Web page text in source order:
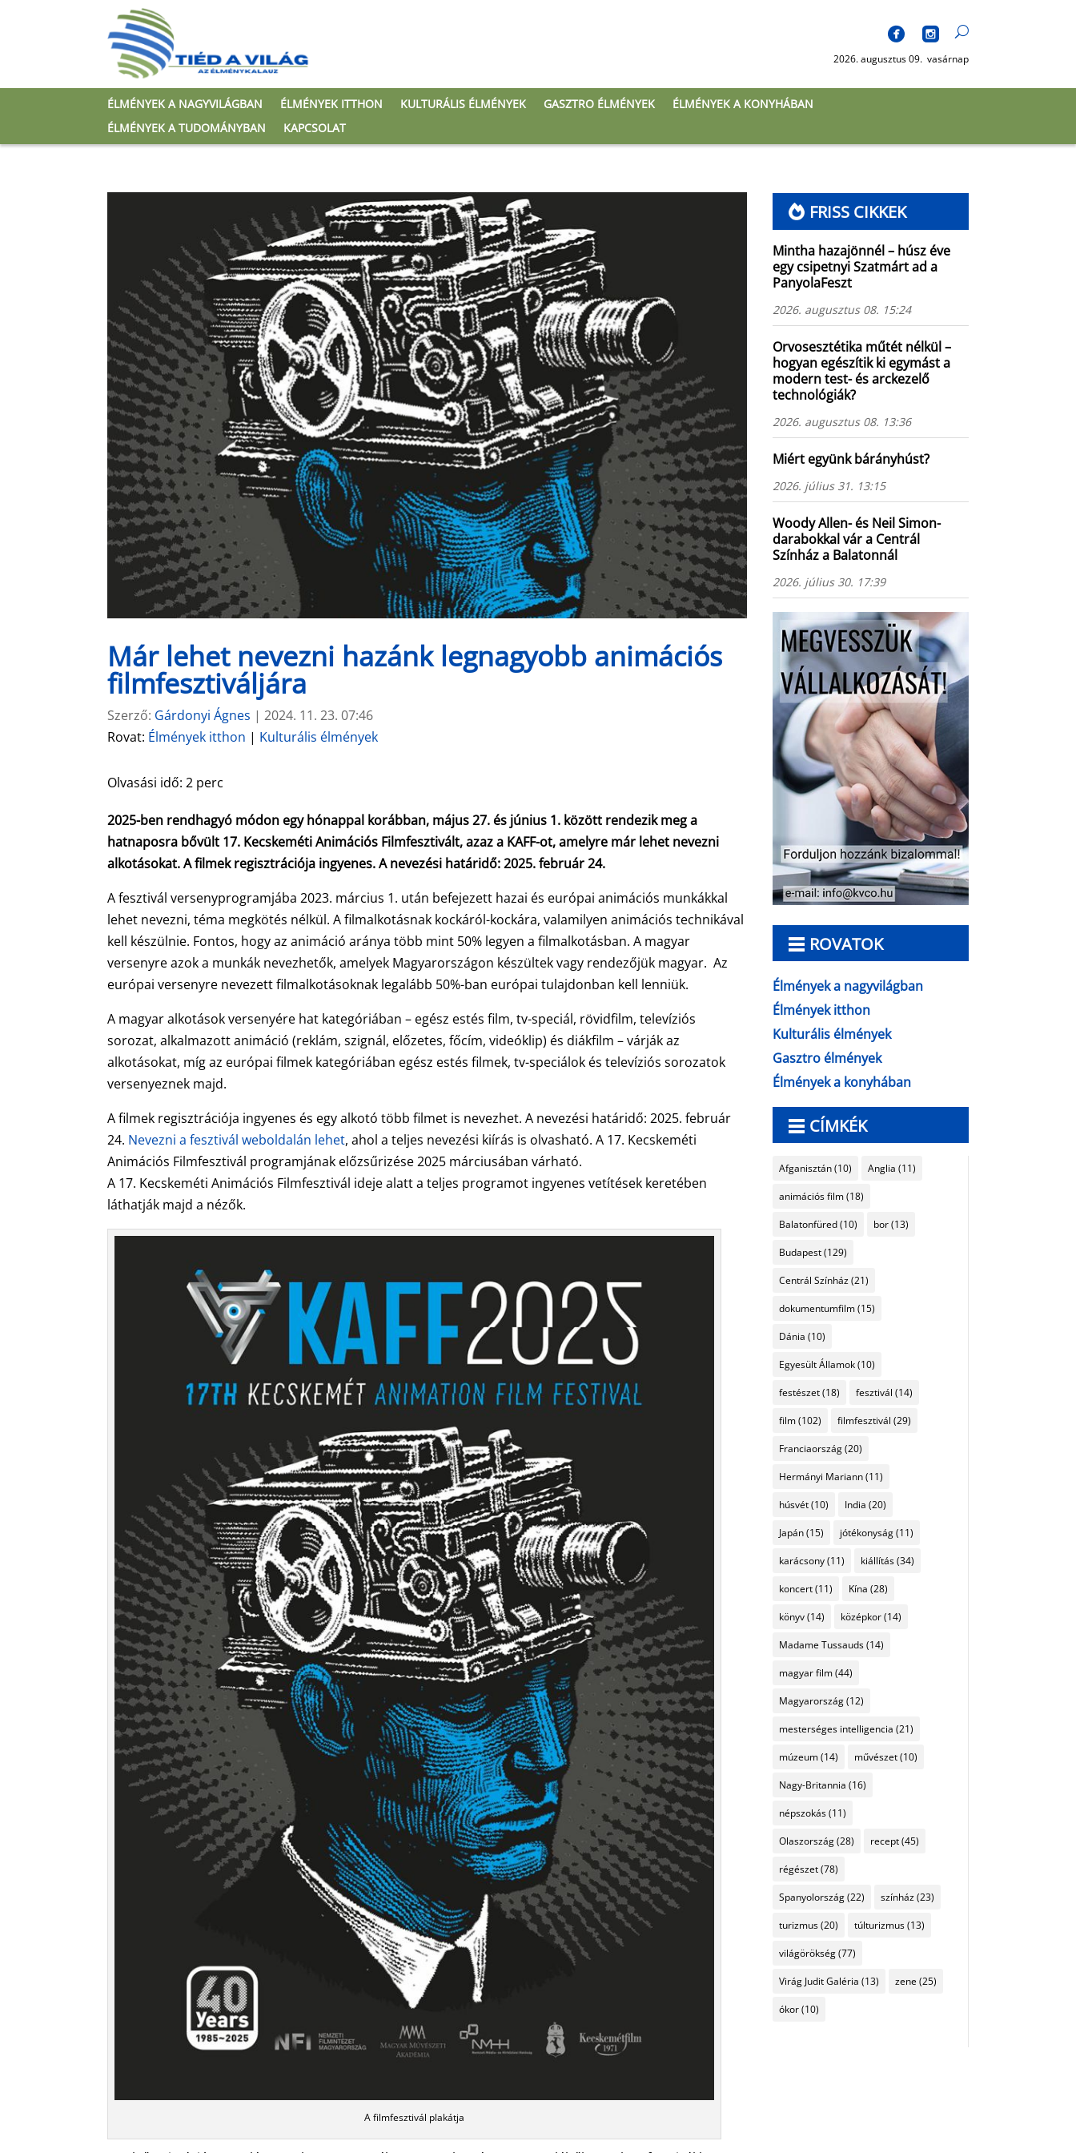
2026. augusztus 09. vasárnap
ÉLMÉNYEK A NAGYVILÁGBAN ÉLMÉNYEK ITTHON KULTURÁLIS ÉLMÉNYEK GASZTRO ÉLMÉNYEK
ÉLMÉNYEK A KONYHÁBAN
ÉLMÉNYEK A TUDOMÁNYBAN
KAPCSOLAT
Már lehet nevezni hazánk legnagyobb animációs
filmfesztiváljára
Szerző: Gárdonyi Ágnes |2024. 11. 23. 07:46
Rovat: Élmények itthon | Kulturális élmények
Olvasási idő:2 perc
2025-ben rendhagyó módon egy hónappal korábban, május 27. és június 1. között rendezik meg a
hatnaposra bővült 17. Kecskeméti Animációs Filmfesztivált, azaz a KAFF-ot, amelyre már lehet nevezni
alkotásokat. A filmek regisztrációja ingyenes. A nevezési határidő: 2025. február 24.
A fesztivál versenyprogramjába 2023. március 1. után befejezett hazai és európai animációs munkákkal
lehet nevezni, téma megkötés nélkül. A filmalkotásnak kockáról-kockára, valamilyen animációs technikával
kell készülnie. Fontos, hogy az animáció aránya több mint 50% legyen a filmalkotásban. A magyar
versenyre azok a munkák nevezhetők, amelyek Magyarországon készültek vagy rendezőjük magyar. Az
európai versenyre nevezett filmalkotásoknak legalább 50%-ban európai tulajdonban kell lenniük.
A magyar alkotások versenyére hat kategóriában – egész estés film, tv-speciál, rövidfilm, televíziós
sorozat, alkalmazott animáció (reklám, szignál, előzetes, főcím, videóklip) és diákfilm – várják az
alkotásokat, míg az európai filmek kategóriában egész estés filmek, tv-speciálok és televíziós sorozatok
versenyeznek majd.
A filmek regisztrációja ingyenes és egy alkotó több filmet is nevezhet. A nevezési határidő: 2025. február
24. Nevezni a fesztivál weboldalán lehet, ahol a teljes nevezési kiírás is olvasható. A 17. Kecskeméti
Animációs Filmfesztivál programjának előzsűrizése 2025 márciusában várható.
A 17. Kecskeméti Animációs Filmfesztivál ideje alatt a teljes programot ingyenes vetítések keretében
láthatják majd a nézők.
A filmfesztivál plakátja
FRISS CIKKEK
Mintha hazajönnél – húsz éve
egy csipetnyi Szatmárt ad a
PanyolaFeszt
2026. augusztus 08. 15:24
Orvosesztétika műtét nélkül –
hogyan egészítik ki egymást a
modern test- és arckezelő
technológiák?
2026. augusztus 08. 13:36
Miért együnk bárányhúst?
2026. július 31. 13:15
Woody Allen- és Neil Simon-
darabokkal vár a Centrál
Színház a Balatonnál
2026. július 30. 17:39
ROVATOK
Élmények a nagyvilágban
Élmények itthon
Kulturális élmények
Gasztro élmények
Élmények a konyhában
CÍMKÉK
Afganisztán(10) Anglia (11)
animációs film(18)
Balatonfüred(10) bor(13)
Budapest(129)
Centrál Színház(21)
dokumentumfilm(15)
Dánia (10)
Egyesült Államok(10)
festészet(18) fesztivál (14)
film(102) filmfesztivál (29)
Franciaország(20)
Hermányi Mariann(11)
húsvét(10) India (20)
Japán(15) jótékonyság(11)
karácsony(11) kiállítás(34)
koncert(11) Kína (28)
könyv(14) középkor(14)
Madame Tussauds(14)
magyar film(44)
Magyarország(12)
mesterséges intelligencia (21)
múzeum(14) művészet(10)
Nagy-Britannia (16)
népszokás(11)
Olaszország(28) recept(45)
régészet(78)
Spanyolország(22) színház(23)
turizmus(20) túlturizmus(13)
világörökség(77)
Virág Judit Galéria (13) zene (25)
ókor(10)